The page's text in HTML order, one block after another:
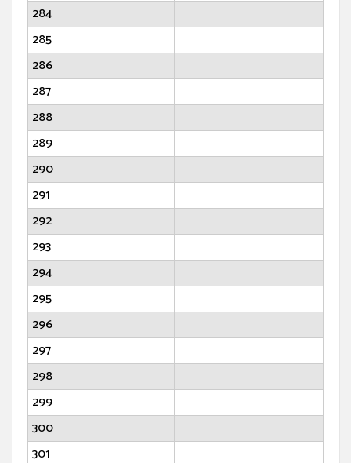
284
285
286
287
288
289
290
291
292
293
294
295
296
297
298
299
300
301